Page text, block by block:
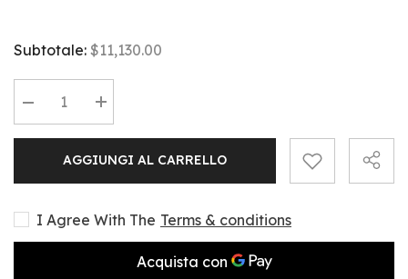
Subtotale: $11,130.00
Diminuire
la
Bangle
Bracelet
Aumentare
la
Ulivo
Bangle
AGGIUNGI AL CARRELLO
I Agree With The Terms & conditions